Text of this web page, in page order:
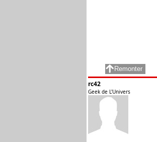
rc42
Geek de L'Univers